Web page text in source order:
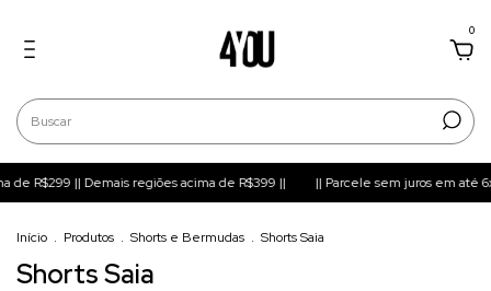
0
R$299 || Demais regiões acima de R$399 || || Parcele sem juros em até 6x ||
Início . Produtos . Shorts e Bermudas . Shorts Saia
Shorts Saia